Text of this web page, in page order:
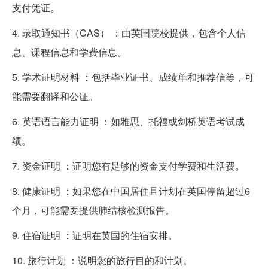
支付凭证。
4. 录取通知书（CAS） ：由英国院校提供，包含个人信
息、课程信息和学费信息。
5. 学术证明材料 ：包括毕业证书、成绩单和推荐信等，可
能需要翻译和公证。
6. 英语语言能力证明 ：如雅思、托福或剑桥英语考试成
绩。
7. 资金证明 ：证明您有足够的资金支付学费和生活费。
8. 健康证明 ：如果您在中国居住且计划在英国停留超过6
个月，可能需要提供肺结核检测报告。
9. 住宿证明 ：证明在英国的住宿安排。
10. 旅行计划 ：说明您的旅行目的和计划。